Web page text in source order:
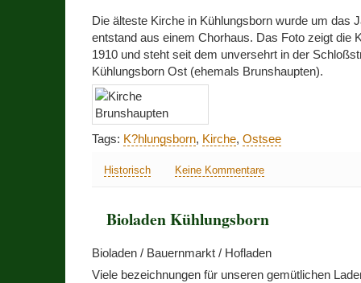
Die älteste Kirche in Kühlungsborn wurde um das
entstand aus einem Chorhaus. Das Foto zeigt die
1910 und steht seit dem unversehrt in der
Kühlungsborn Ost (ehemals Brunshaupten).
Tags: K?hlungsborn, Kirche, Ostsee
Historisch Keine Kommentare
Bioladen Kühlungsborn
Bioladen / Bauernmarkt / Hofladen
Viele bezeichnungen für unseren gemütlichen